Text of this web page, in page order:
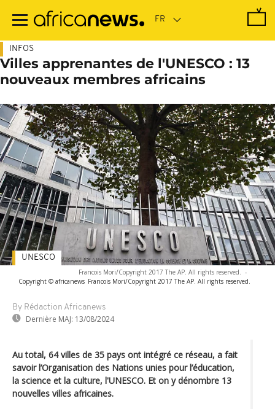
contenu
INFOS
Villes apprenantes de l'UNESCO : 13
nouveaux membres africains
Francois Mori/Copyright 2017 The AP. All rights reserved. -
Copyright © africanews Francois Mori/Copyright 2017 The AP. All rights reserved.
By Rédaction Africanews
Dernière MAJ: 13/08/2024
UNESCO
Au total, 64 villes de 35 pays ont intégré ce réseau, a fait
savoir l’Organisation des Nations unies pour l’éducation,
la science et la culture, l'UNESCO. Et on y dénombre 13
nouvelles villes africaines.